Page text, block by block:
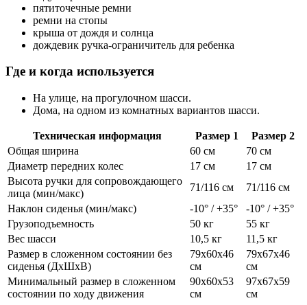
пятиточечные ремни
ремни на стопы
крыша от дождя и солнца
дождевик ручка-ограничитель для ребенка
Где и когда используется
На улице, на прогулочном шасси.
Дома, на одном из комнатных вариантов шасси.
Техническая информация Размер 1
Размер 2
Общая ширина
60 см
70 см
Диаметр передних колес
17 см
17 см
Высота ручки для сопровождающего
лица (мин/макс)
71/116 см
71/116 см
Наклон сиденья (мин/макс)
-10° / +35°
-10° / +35°
Грузоподъемность
50 кг
55 кг
Вес шасси
10,5 кг
11,5 кг
Размер в сложенном состоянии без
сиденья (ДхШхВ)
79х60х46
см
79х67х46
см
Минимальный размер в сложенном
состоянии по ходу движения
90х60х53
см
97х67х59
см